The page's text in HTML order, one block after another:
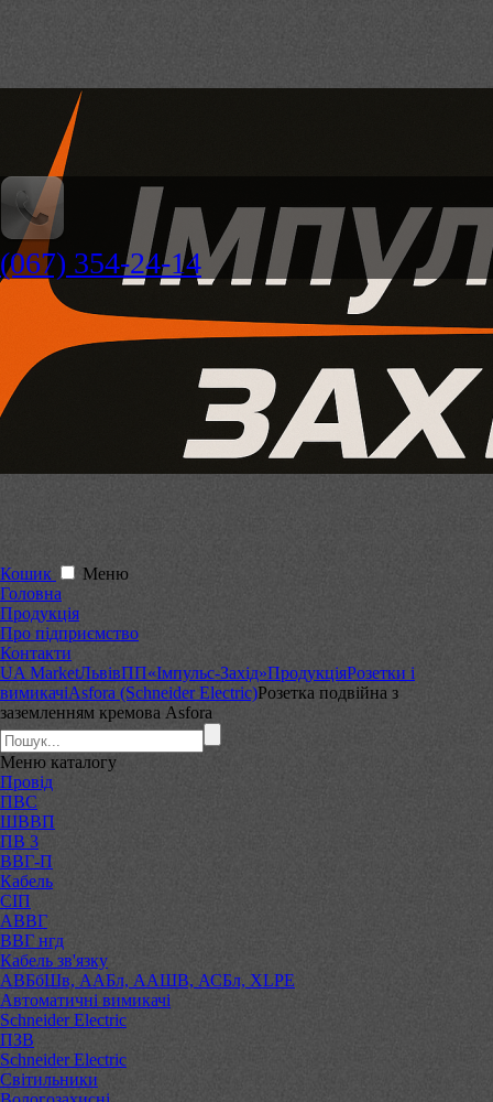
(067) 354-24-14
Кошик
Меню
Головна
Продукція
Про підприємство
Контакти
UA MarketЛьвівПП«Імпульс-Захід»ПродукціяРозетки і
вимикачіAsfora (Schneider Electric)Розетка подвійна з
заземленням кремова Asfora
Меню каталогу
Провід
ПВС
ШВВП
ПВ 3
ВВГ-П
Кабель
СІП
АВВГ
ВВГ нгд
Кабель зв'язку
АВБбШв, ААБл, ААШВ, АСБл, XLPE
Автоматичні вимикачі
Schneider Electric
ПЗВ
Schneider Electric
Світильники